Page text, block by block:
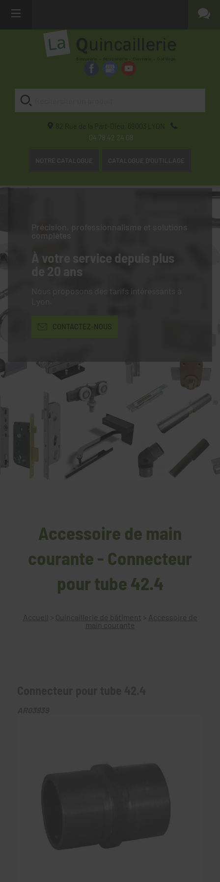
82 Rue de la Part-Dieu, 69003
LYON
04 78 42 24 08
NOTRE CATALOGUE CATALOGUE D'OUTILLAGE
Précision, professionnalisme et solutions
complètes
À votre service depuis plus
de 20 ans
Nous proposons des tarifs intéressants à
CONTACTEZ-NOUS
Accessoire de main
courante - Connecteur
pour tube 42.4
Accueil > Quincaillerie de bâtiment > Accessoire de
main courante